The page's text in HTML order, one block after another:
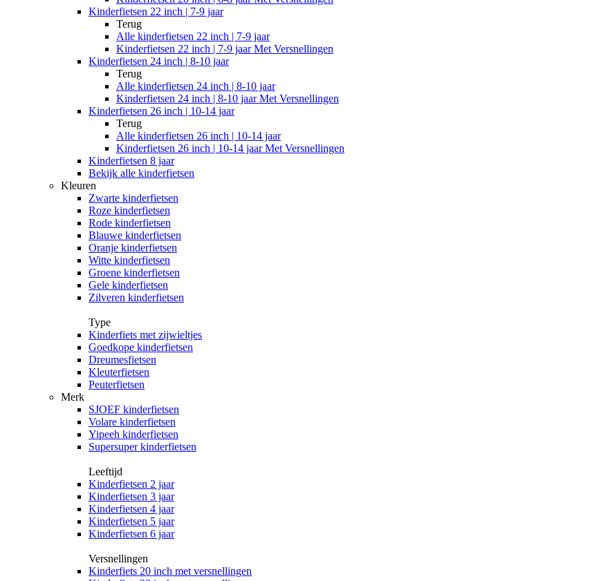
Kinderfietsen 22 inch | 7-9 jaar
Terug
Alle kinderfietsen 22 inch | 7-9 jaar
Kinderfietsen 22 inch | 7-9 jaar Met Versnellingen
Kinderfietsen 24 inch | 8-10 jaar
Terug
Alle kinderfietsen 24 inch | 8-10 jaar
Kinderfietsen 24 inch | 8-10 jaar Met Versnellingen
Kinderfietsen 26 inch | 10-14 jaar
Terug
Alle kinderfietsen 26 inch | 10-14 jaar
Kinderfietsen 26 inch | 10-14 jaar Met Versnellingen
Kinderfietsen 8 jaar
Bekijk alle kinderfietsen
Kleuren
Zwarte kinderfietsen
Roze kinderfietsen
Rode kinderfietsen
Blauwe kinderfietsen
Oranje kinderfietsen
Witte kinderfietsen
Groene kinderfietsen
Gele kinderfietsen
Zilveren kinderfietsen
Type
Kinderfiets met zijwieltjes
Goedkope kinderfietsen
Dreumesfietsen
Kleuterfietsen
Peuterfietsen
Merk
SJOEF kinderfietsen
Volare kinderfietsen
Yipeeh kinderfietsen
Supersuper kinderfietsen
Leeftijd
Kinderfietsen 2 jaar
Kinderfietsen 3 jaar
Kinderfietsen 4 jaar
Kinderfietsen 5 jaar
Kinderfietsen 6 jaar
Versnellingen
Kinderfiets 20 inch met versnellingen